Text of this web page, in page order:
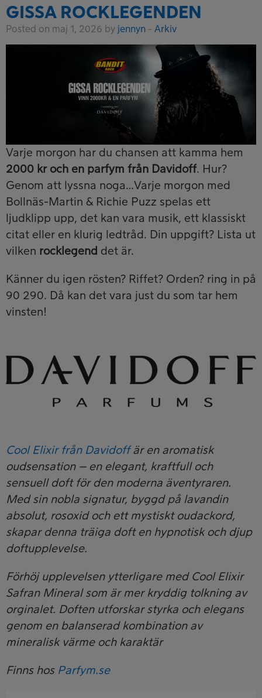
GISSA ROCKLEGENDEN
Posted on maj 1, 2026 by jennyn - Arkiv
Varje morgon har du chansen att kamma hem
2000 kr och en parfym från Davidoff. Hur?
Genom att lyssna noga…Varje morgon med
Bollnäs-Martin & Richie Puzz spelas ett
ljudklipp upp, det kan vara musik, ett klassiskt
citat eller en klurig ledtråd. Din uppgift? Lista ut
vilken rocklegend det är.
Känner du igen rösten? Riffet? Orden? ring in på
90 290. Då kan det vara just du som tar hem
vinsten!
Cool Elixir från Davidoffär en aromatisk
oudsensation – en elegant, kraftfull och
sensuell doft för den moderna äventyraren.
Med sin nobla signatur, byggd på lavandin
absolut, rosoxid och ett mystiskt oudackord,
skapar denna träiga doft en hypnotisk och djup
doftupplevelse.
Förhöj upplevelsen ytterligare med Cool Elixir
Safran Mineral som är mer kryddig tolkning av
orginalet. Doften utforskar styrka och elegans
genom en balanserad kombination av
mineralisk värme och karaktär
Finns hos Parfym.se